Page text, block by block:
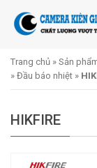
Trang chủ » Sản
» Đầu báo nhiệt »
HIKFIRE